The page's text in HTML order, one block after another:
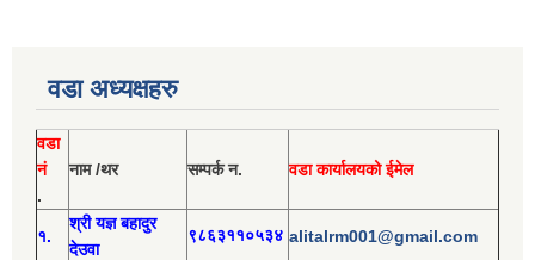
वडा अध्यक्षहरु
वडा
नं
.
नाम /थर सम्पर्क न. वडा कार्यालयको ईमेल
१.
श्री यज्ञ बहादुर
देउवा
९८६३११०५३४ alitalrm001@gmail.com